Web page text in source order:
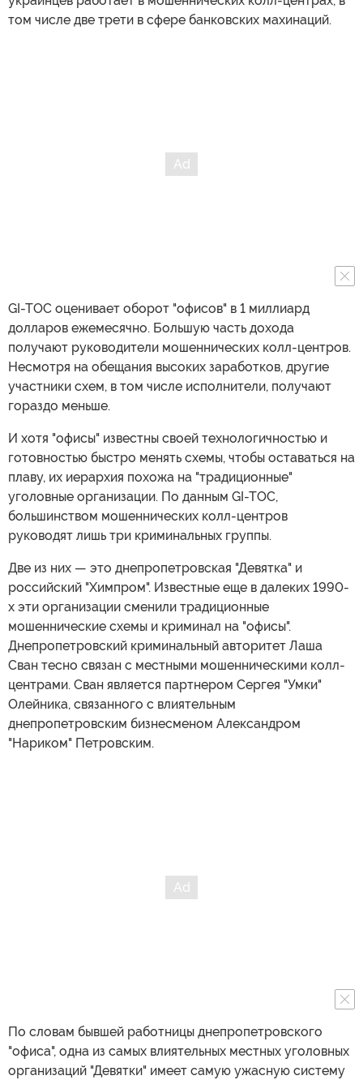
том числе две трети в сфере банковских махинаций.
GI-TOC оценивает оборот "офисов" в 1 миллиард
долларов ежемесячно. Большую часть дохода
получают руководители мошеннических колл-центров.
Несмотря на обещания высоких заработков, другие
участники схем, в том числе исполнители, получают
гораздо меньше.
И хотя "офисы" известны своей технологичностью и
готовностью быстро менять схемы, чтобы оставаться на
плаву, их иерархия похожа на "традиционные"
уголовные организации. По данным GI-TOC,
большинством мошеннических колл-центров
руководят лишь три криминальных группы.
Две из них — это днепропетровская "Девятка" и
российский "Химпром". Известные еще в далеких 1990-
х эти организации сменили традиционные
мошеннические схемы и криминал на "офисы".
Днепропетровский криминальный авторитет Лаша
Сван тесно связан с местными мошенническими колл-
центрами. Сван является партнером Сергея "Умки"
Олейника, связанного с влиятельным
днепропетровским бизнесменом Александром
"Нариком" Петровским.
По словам бывшей работницы днепропетровского
"офиса", одна из самых влиятельных местных уголовных
организаций "Девятки" имеет самую ужасную систему